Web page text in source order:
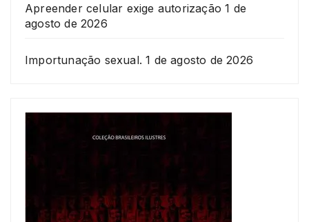
Apreender celular exige autorização 1 de
agosto de 2026
Importunação sexual. 1 de agosto de 2026